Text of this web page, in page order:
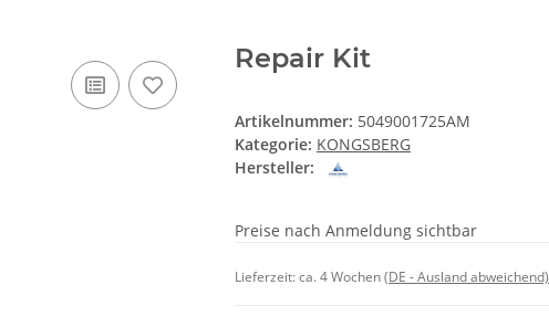
Repair Kit
Artikelnummer: 5049001725AM
Kategorie: KONGSBERG
Hersteller:
Preise nach Anmeldung sichtbar
Lieferzeit:ca. 4 Wochen(DE - Ausland abweichend)